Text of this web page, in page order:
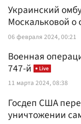
Украинский
Москальковой о
06 февраля 2024, 00:21
Военная
747-й
11 марта 2024, 08:38
Госдеп США
уничтожении